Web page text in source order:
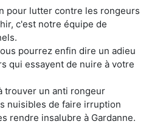
pour lutter contre les rongeurs
c'est notre équipe de
pourrez enfin dire un adieu
qui essayent de nuire à votre
trouver un anti rongeur
nuisibles de faire irruption
rendre insalubre à Gardanne.